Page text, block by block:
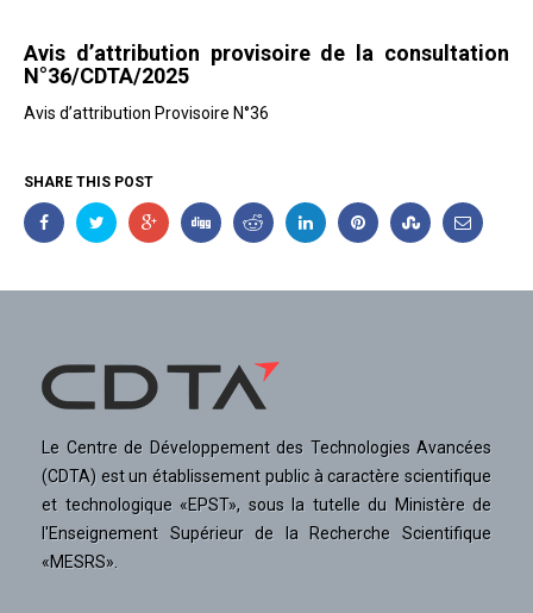
Avis d’attribution provisoire de la consultation
N°36/CDTA/2025
Avis d’attribution Provisoire N°36
SHARE THIS POST
Le Centre de Développement des Technologies Avancées
(CDTA) est un établissement public à caractère scientifique
et technologique «EPST», sous la tutelle du Ministère de
l'Enseignement Supérieur de la Recherche Scientifique
«MESRS».